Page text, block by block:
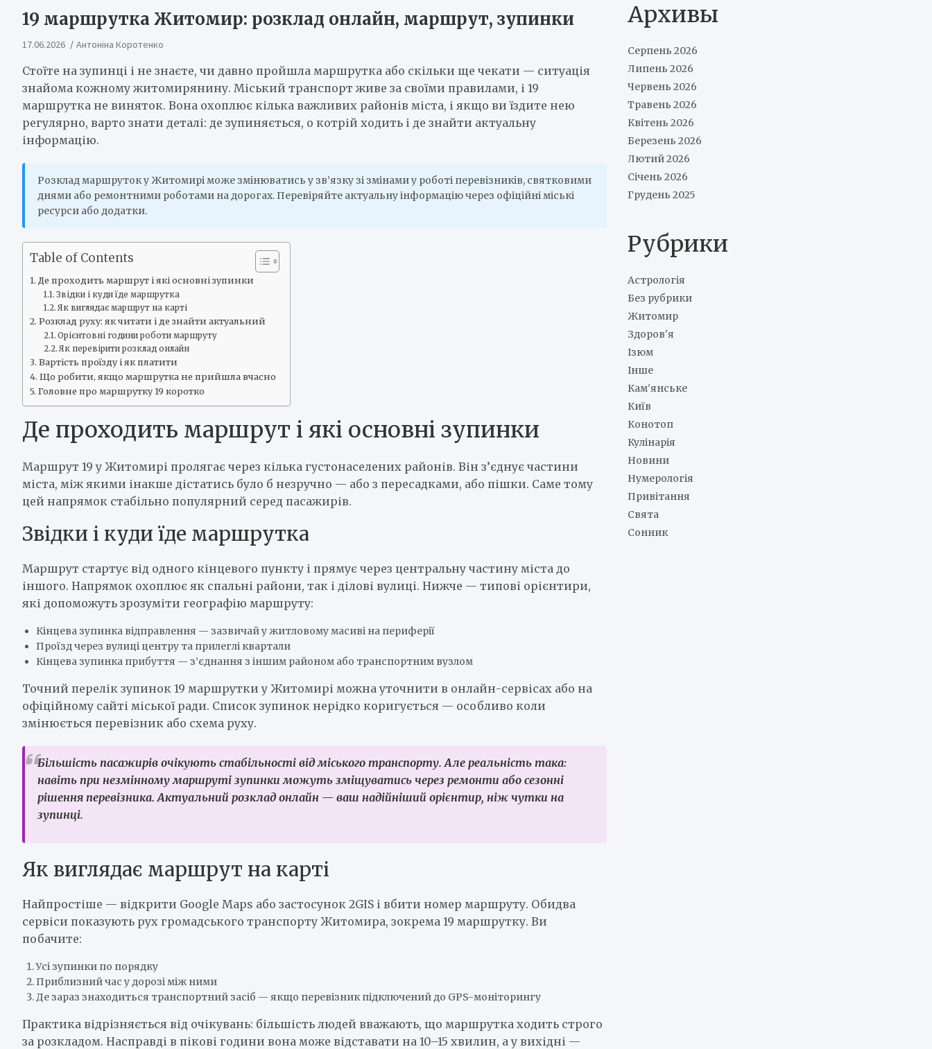
19 маршрутка Житомир: розклад онлайн, маршрут, зупинки
17.06.2026 Антоніна Коротенко
Стоїте на зупинці і не знаєте, чи давно пройшла маршрутка або скільки ще чекати — ситуація
знайома кожному житомирянину. Міський транспорт живе за своїми правилами, і 19
маршрутка не виняток. Вона охоплює кілька важливих районів міста, і якщо ви їздите нею
регулярно, варто знати деталі: де зупиняється, о котрій ходить і де знайти актуальну
інформацію.
Розклад маршруток у Житомирі може змінюватись у зв’язку зі змінами у роботі перевізників, святковими
днями або ремонтними роботами на дорогах. Перевіряйте актуальну інформацію через офіційні міські
ресурси або додатки.
Table of Contents
Де проходить маршрут і які основні зупинки
Звідки і куди їде маршрутка
Як виглядає маршрут на карті
Розклад руху: як читати і де знайти актуальний
Орієнтовні години роботи маршруту
Як перевірити розклад онлайн
Вартість проїзду і як платити
Що робити, якщо маршрутка не прийшла вчасно
Головне про маршрутку 19 коротко
Де проходить маршрут і які основні зупинки
Маршрут 19 у Житомирі пролягає через кілька густонаселених районів. Він з’єднує частини
міста, між якими інакше дістатись було б незручно — або з пересадками, або пішки. Саме тому
цей напрямок стабільно популярний серед пасажирів.
Звідки і куди їде маршрутка
Маршрут стартує від одного кінцевого пункту і прямує через центральну частину міста до
іншого. Напрямок охоплює як спальні райони, так і ділові вулиці. Нижче — типові орієнтири,
які допоможуть зрозуміти географію маршруту:
Кінцева зупинка відправлення — зазвичай у житловому масиві на периферії
Проїзд через вулиці центру та прилеглі квартали
Кінцева зупинка прибуття — з’єднання з іншим районом або транспортним вузлом
Точний перелік зупинок 19 маршрутки у Житомирі можна уточнити в онлайн-сервісах або на
офіційному сайті міської ради. Список зупинок нерідко коригується — особливо коли
змінюється перевізник або схема руху.
Більшість пасажирів очікують стабільності від міського транспорту. Але реальність така:
навіть при незмінному маршруті зупинки можуть зміщуватись через ремонти або сезонні
рішення перевізника. Актуальний розклад онлайн — ваш надійніший орієнтир, ніж чутки на
зупинці.
Як виглядає маршрут на карті
Найпростіше — відкрити Google Maps або застосунок 2GIS і вбити номер маршруту. Обидва
сервіси показують рух громадського транспорту Житомира, зокрема 19 маршрутку. Ви
побачите:
Усі зупинки по порядку
Приблизний час у дорозі між ними
Де зараз знаходиться транспортний засіб — якщо перевізник підключений до GPS-моніторингу
Практика відрізняється від очікувань: більшість людей вважають, що маршрутка ходить строго
за розкладом. Насправді в пікові години вона може відставати на 10–15 хвилин, а у вихідні —
Архивы
Серпень 2026
Липень 2026
Червень 2026
Травень 2026
Квітень 2026
Березень 2026
Лютий 2026
Січень 2026
Грудень 2025
Рубрики
Астрологія
Без рубрики
Житомир
Здоров'я
Ізюм
Інше
Кам'янське
Київ
Конотоп
Кулінарія
Новини
Нумерологія
Привітання
Свята
Сонник